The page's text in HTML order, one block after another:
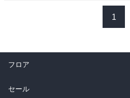
1
フロア
総合
セール